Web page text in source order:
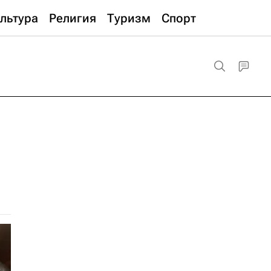
Религия Туризм Спорт